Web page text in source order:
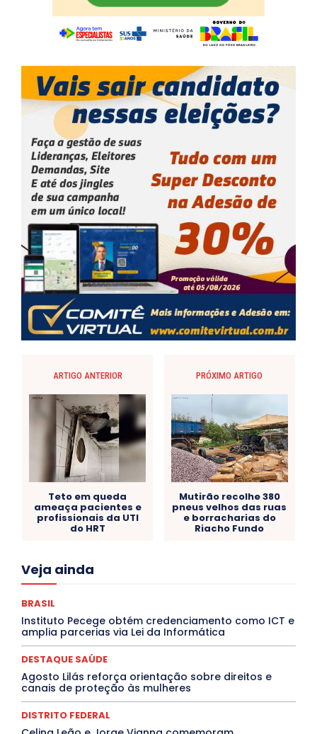
ARTIGO ANTERIOR
Teto em queda
ameaça pacientes e
profissionais da UTI
do HRT
PRÓXIMO ARTIGO
Mutirão recolhe 380
pneus velhos das ruas
e borracharias do
Riacho Fundo
Veja ainda
Acre
Congressuanas & Esplanadumas
Crônica Política
Cultura e Tal
DANÇA Dengue
Denuncia
DESTAQUE BRASIL
DESTAQUE DF
DESTAQUE SAÚDE
DESTAQUES OUTROS
ELEIÇÕES
EMPREGO E OPORTUNIDADES
ENTORNO
Especial
Espírito Santo
EVENTOS
EXPOSIÇÃO Featured
Febre Amarela
INTELIGÊNCIA ARTIFICIAL
INTERNACIONAL
BRASIL
Instituto Pecege obtém credenciamento como ICT e
amplia parcerias via Lei da Informática
DESTAQUE SAÚDE
Agosto Lilás reforça orientação sobre direitos e
canais de proteção às mulheres
DISTRITO FEDERAL